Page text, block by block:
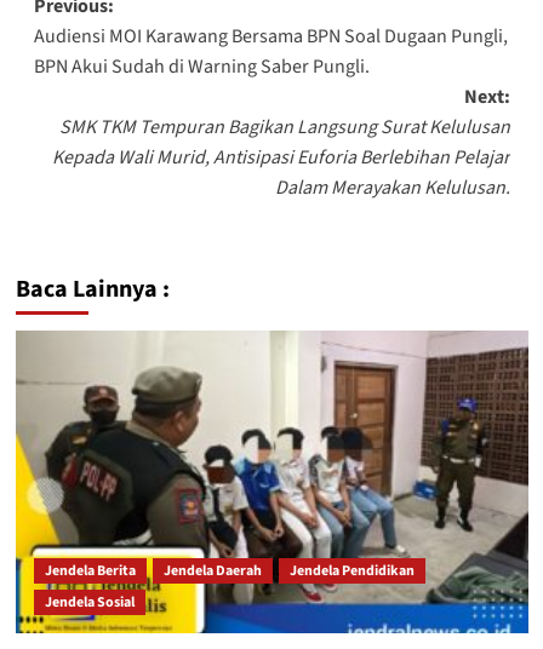
Previous:
Audiensi MOI Karawang Bersama BPN Soal Dugaan Pungli,
BPN Akui Sudah di Warning Saber Pungli.
Next:
SMK TKM Tempuran Bagikan Langsung Surat Kelulusan
Kepada Wali Murid, Antisipasi Euforia Berlebihan Pelajar
Dalam Merayakan Kelulusan.
Baca Lainnya :
Jendela Berita Jendela Daerah
Jendela Pendidikan
Jendela Sosial